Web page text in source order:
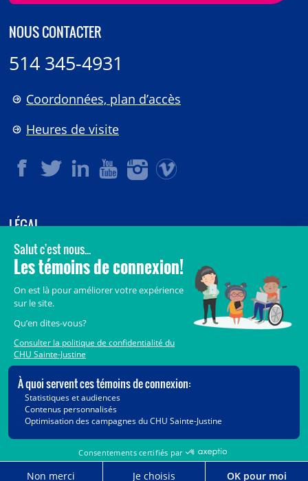
NOUS CONTACTER
514 345-4931
Coordonnées, plan d’accès
Heures de visite
LÉGAL
© 2006-2026CHU Sainte-Justine.
Tous droits réservés.
Crédits
Accès aux documents des organismes publics